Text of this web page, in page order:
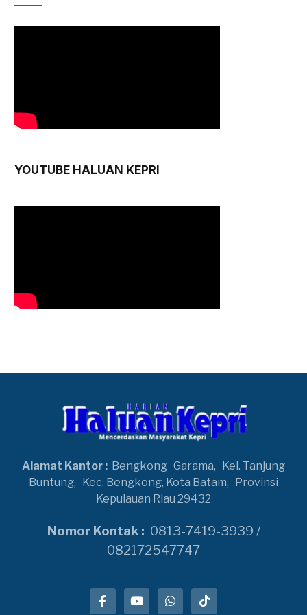
YOUTUBE HALUAN KEPRI
Alamat Kantor : Bengkong Garama,
Kel. Tanjung
Buntung,
Kec. Bengkong, Kota Batam,
Provinsi
Kepulauan Riau 29432
Nomor Kontak : 0813-7419-3939 /
082172547747